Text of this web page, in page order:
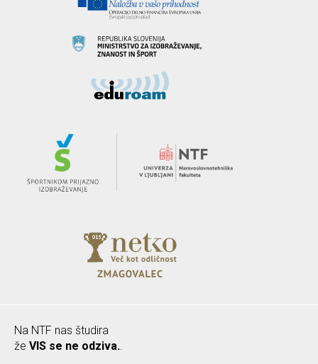
Na NTF nas študira
že VIS se ne odziva.